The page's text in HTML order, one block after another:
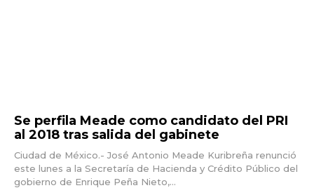
Se perfila Meade como candidato del PRI
al 2018 tras salida del gabinete
Ciudad de México.- José Antonio Meade Kuribreña renunció
este lunes a la Secretaría de Hacienda y Crédito Público del
gobierno de Enrique Peña Nieto,...